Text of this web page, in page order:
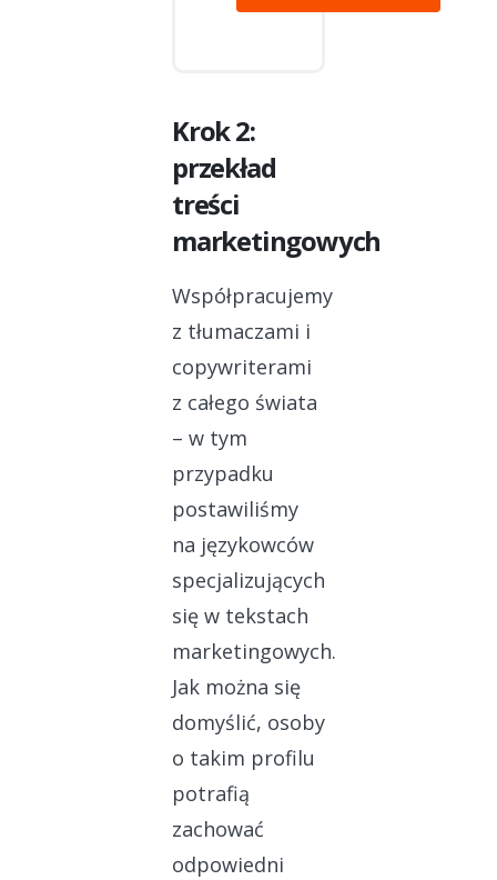
Krok 2:
przekład
treści
marketingowych
Współpracujemy
z tłumaczami i
copywriterami
z całego świata
– w tym
przypadku
postawiliśmy
na językowców
specjalizujących
się w tekstach
marketingowych.
Jak można się
domyślić, osoby
o takim profilu
potrafią
zachować
odpowiedni